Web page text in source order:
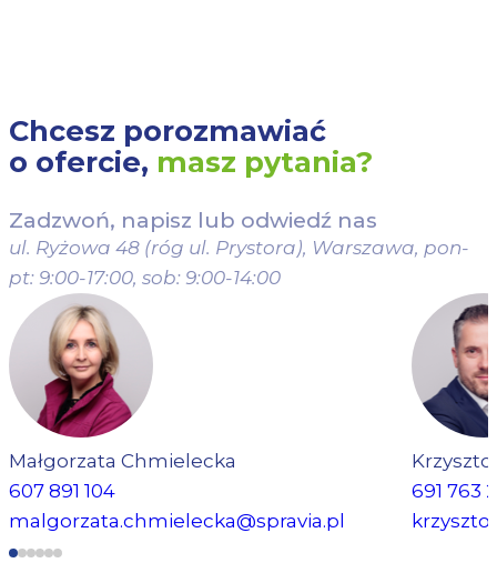
Zielona przestrzeń
do
wypoczynku
dostępna wyłącznie dla mieszkańców. Przestrzeń zostanie
zaprojektowana z wykorzystaniem zróżnicowanej roślinności –
Chcesz porozmawiać
o ofercie, masz pytania?
Zadzwoń, napisz lub odwiedź nas
ul. Ryżowa 48 (róg ul. Prystora), Warszawa, pon-
pt: 9:00-17:00, sob: 9:00-14:00
Małgorzata Chmielecka
607 891 104
malgorzata.chmielecka@spravia.pl
691 763